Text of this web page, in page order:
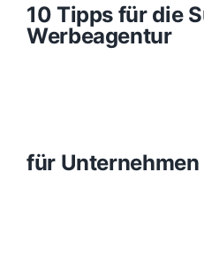
10 Tipps für die
Werbeagentur
für Unternehmen